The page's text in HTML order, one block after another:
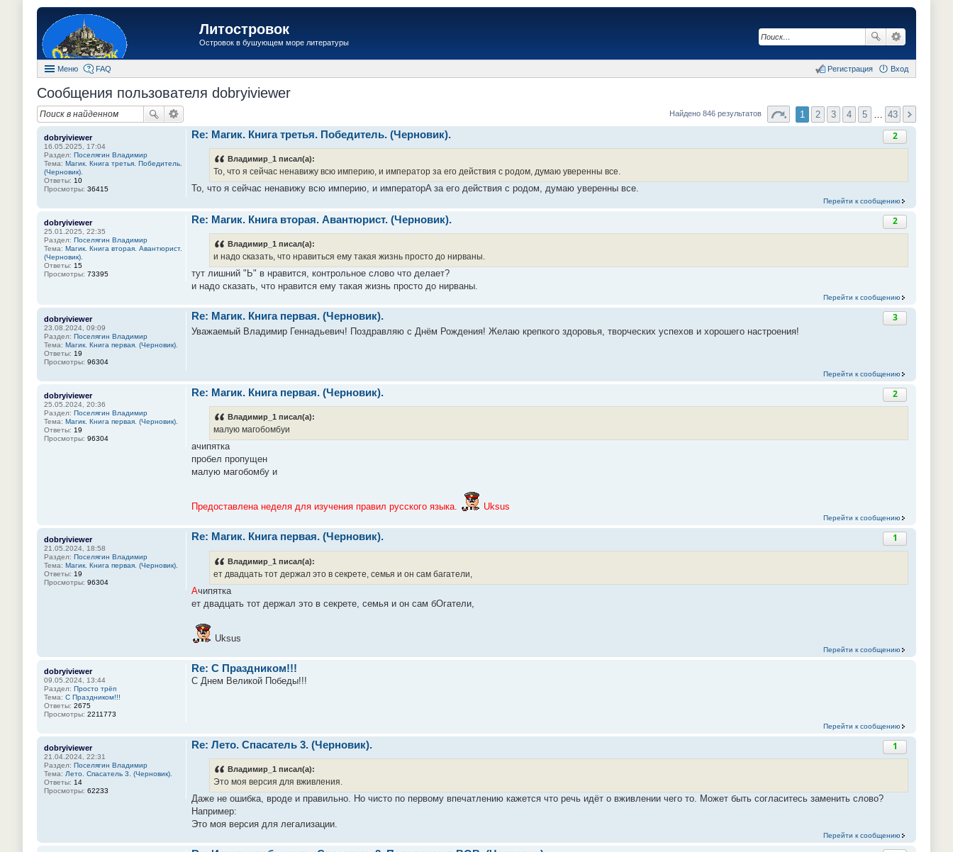
Литостровок
Островок в бушующем море литературы
Меню FAQ Вход
Регистрация
Сообщения пользователя dobryiviewer
Найдено 846 результатов 1 2 3 4 5 43
dobryiviewer
16.05.2025, 17:04
Раздел: Поселягин Владимир
Тема: Магик. Книга третья. Победитель.
(Черновик).
Ответы: 10
Просмотры: 36415
2
Re: Магик. Книга третья. Победитель. (Черновик).
Владимир_1 писал(а):
То, что я сейчас ненавижу всю империю, и император за его действия с родом, думаю уверенны все.
То, что я сейчас ненавижу всю империю, и императорA за его действия с родом, думаю уверенны все.
Перейти к сообщению
dobryiviewer
25.01.2025, 22:35
Раздел: Поселягин Владимир
Тема: Магик. Книга вторая. Авантюрист.
(Черновик).
Ответы: 15
Просмотры: 73395
2
Re: Магик. Книга вторая. Авантюрист. (Черновик).
Владимир_1 писал(а):
и надо сказать, что нравиться ему такая жизнь просто до нирваны.
тут лишний "Ь" в нравится, контрольное слово что делает?
и надо сказать, что нравится ему такая жизнь просто до нирваны.
Перейти к сообщению
dobryiviewer
23.08.2024, 09:09
Раздел: Поселягин Владимир
Тема: Магик. Книга первая. (Черновик).
Ответы: 19
Просмотры: 96304
3
Re: Магик. Книга первая. (Черновик).
Уважаемый Владимир Геннадьевич! Поздравляю с Днём Рождения! Желаю крепкого здоровья, творческих успехов и хорошего настроения!
Перейти к сообщению
dobryiviewer
25.05.2024, 20:36
Раздел: Поселягин Владимир
Тема: Магик. Книга первая. (Черновик).
Ответы: 19
Просмотры: 96304
2
Re: Магик. Книга первая. (Черновик).
Владимир_1 писал(а):
малую магобомбуи
ачипятка
пробел пропущен
малую магобомбу и
Предоставлена неделя для изучения правил русского языка. Uksus
Перейти к сообщению
dobryiviewer
21.05.2024, 18:58
Раздел: Поселягин Владимир
Тема: Магик. Книга первая. (Черновик).
Ответы: 19
Просмотры: 96304
1
Re: Магик. Книга первая. (Черновик).
Владимир_1 писал(а):
ет двадцать тот держал это в секрете, семья и он сам багатели,
Ачипятка
ет двадцать тот держал это в секрете, семья и он сам бОгатели,
Uksus
Перейти к сообщению
dobryiviewer
09.05.2024, 13:44
Раздел: Просто трёп
Тема: С Праздником!!!
Ответы: 2675
Просмотры: 2211773
Re: С Праздником!!!
С Днем Великой Победы!!!
Перейти к сообщению
dobryiviewer
21.04.2024, 22:31
Раздел: Поселягин Владимир
Тема: Лето. Спасатель 3. (Черновик).
Ответы: 14
Просмотры: 62233
1
Re: Лето. Спасатель 3. (Черновик).
Владимир_1 писал(а):
Это моя версия для вживления.
Даже не ошибка, вроде и правильно. Но чисто по первому впечатлению кажется что речь идёт о вживлении чего то. Может быть согласитесь заменить слово?
Например:
Это моя версия для легализации.
Перейти к сообщению